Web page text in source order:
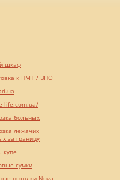
шкаф
к НМТ / ВНО
life.com.ua/
больных
лежачих
за границу
сумки
потолки Nova